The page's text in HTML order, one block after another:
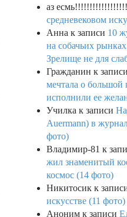
аз
средневековом
Анна к записи 10
на собачьих
Зрелище не для
Гражданин к записи
мечтала о большой
исполнили ее
Училка к записи
Auermann) в
фото)
Владимир-81 к
жил знаменитый
космос (14 фото)
Никитосик к
искусстве (11 фото)
Аноним к записи